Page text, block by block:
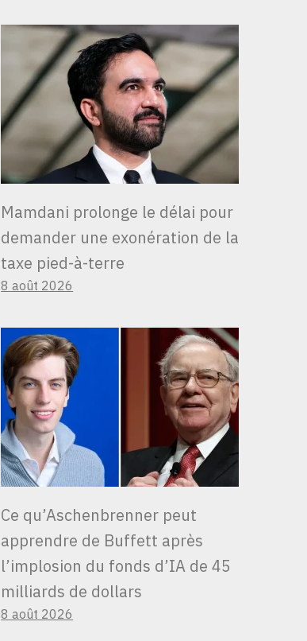
Mamdani prolonge le délai pour
demander une exonération de la
taxe pied-à-terre
8 août 2026
Ce qu’Aschenbrenner peut
apprendre de Buffett après
l’implosion du fonds d’IA de 45
milliards de dollars
8 août 2026